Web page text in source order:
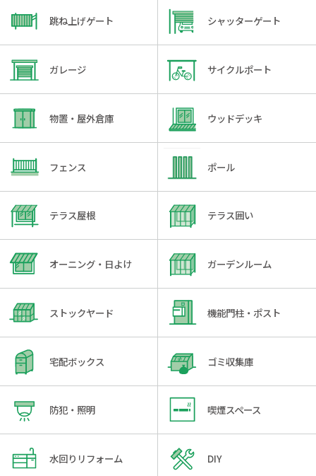
跳ね上げゲート シャッターゲート
ガレージ サイクルポート
物置・屋外倉庫 ウッドデッキ
フェンス ポール
テラス屋根 テラス囲い
オーニング・日よけ ガーデンルーム
ストックヤード 機能門柱・ポスト
宅配ボックス ゴミ収集庫
防犯・照明 喫煙スペース
水回りリフォーム DIY